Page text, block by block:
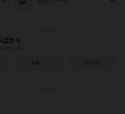
かり
6歳～ 2016年